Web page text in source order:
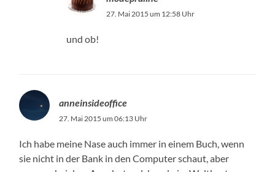
27. Mai 2015 um 12:58 Uhr
und ob!
anneinsideoffice
27. Mai 2015 um 06:13 Uhr
Ich habe meine Nase auch immer in einem Buch, wenn
sie nicht in der Bank in den Computer schaut, aber